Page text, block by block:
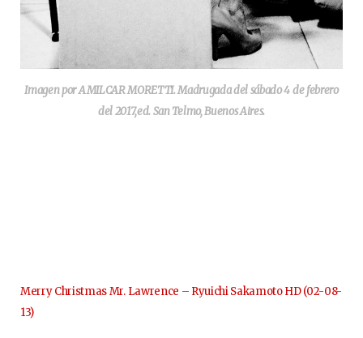
Imagen por AMILCAR MORETTI. Madrugada del sábado 4 de febrero
del 2017,ed. San Telmo, Buenos Aires.
Merry Christmas Mr. Lawrence – Ryuichi Sakamoto HD (02-08-
13)